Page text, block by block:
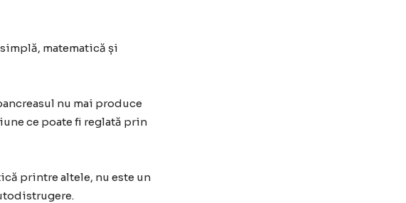
matematică și
nu mai produce
ce poate fi reglată prin
printre altele, nu este un